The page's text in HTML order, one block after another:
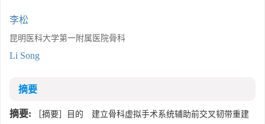
李松
昆明医科大学第一附属医院骨科
Li Song
摘要
摘要: ［摘要］目的 建立骨科虚拟手术系统辅助前交叉韧带重建